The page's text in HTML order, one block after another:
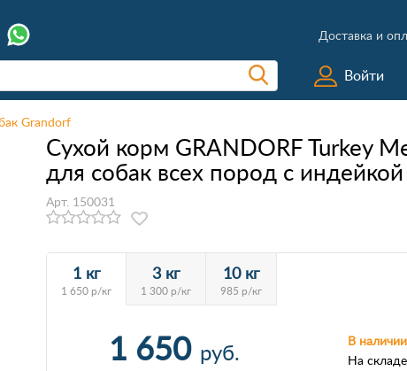
Доставка и
Войти
Grandorf
Сухой корм GRANDORF Turkey
для собак всех пород с индейкой
Арт. 150031
1 кг
1 650 р/кг
3 кг
1 300 р/кг
10 кг
985 р/кг
В наличии
На
1 650 руб.